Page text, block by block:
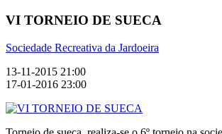
VI TORNEIO DE SUECA
Sociedade Recreativa da Jardoeira
13-11-2015 21:00
17-01-2016 23:00